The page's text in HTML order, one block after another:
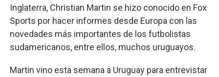
Inglaterra, Christian Martin se hizo conocido en Fox
Sports por hacer informes desde Europa con las
novedades más importantes de los futbolistas
sudamericanos, entre ellos, muchos uruguayos.
Martin vino esta semana a Uruguay para entrevistar